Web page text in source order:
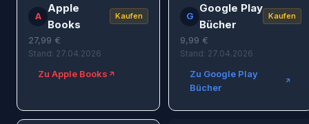
A
Apple
Books
Kaufen
27,99 €
Stand: 27.04.2026
Zu Apple Books
G
Google Play
Bücher
Kaufen
9,99 €
Stand: 27.04.2026
Zu Google Play
Bücher